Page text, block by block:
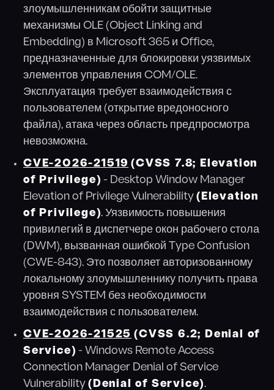
злоумышленникам обойти защитные
механизмы OLE (Object Linking and
Embedding) в Microsoft 365 и Office,
предназначенные для блокировки уязвимых
элементов управления COM/OLE.
Эксплуатация требует взаимодействия с
пользователем (открытие вредоносного
файла), атака через область предпросмотра
невозможна.
CVE-2026-21519 (CVSS 7.8; Elevation
of Privilege) - Desktop Window Manager
Elevation of Privilege Vulnerability (Elevation
of Privilege). Уязвимость повышения
привилегий в диспетчере окон рабочего стола
(DWM), вызванная ошибкой Type Confusion
(CWE-843). Это позволяет авторизованному
локальному злоумышленнику получить права
уровня SYSTEM без необходимости
взаимодействия с пользователем.
CVE-2026-21525 (CVSS 6.2; Denial of
Service) - Windows Remote Access
Connection Manager Denial of Service
Vulnerability (Denial of Service).